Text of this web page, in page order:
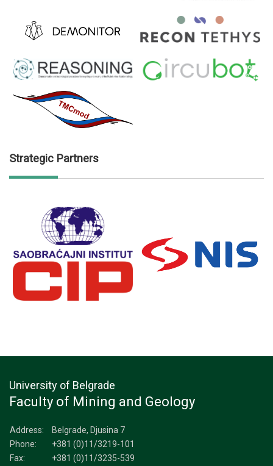
Strategic Partners
University of Belgrade
Faculty of Mining and Geology
Address:
Belgrade, Djusina 7
Phone:
+381 (0)11/3219-101
Fax:
+381 (0)11/3235-539